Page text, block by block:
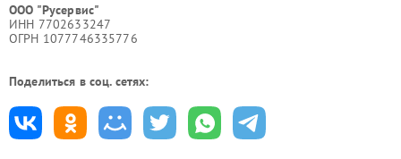
ООО "Русервис"
ИНН 7702633247
ОГРН 1077746335776
Поделиться в соц. сетях: